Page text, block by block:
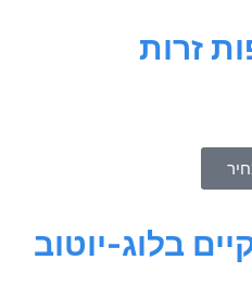
זרות
בלוג-יוטוב